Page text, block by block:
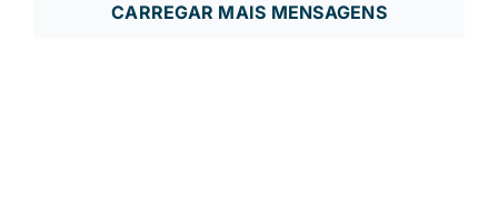
CARREGAR MAIS MENSAGENS